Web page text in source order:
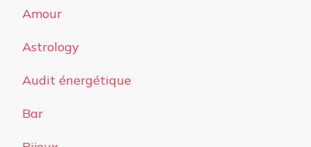
Amour
Astrology
Audit énergétique
Bar